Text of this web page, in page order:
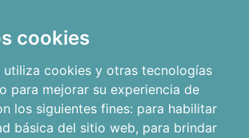
cookies
utiliza cookies y otras tecnologías
para mejorar su experiencia de
los siguientes fines: para habilitar
básica del sitio web, para brindar